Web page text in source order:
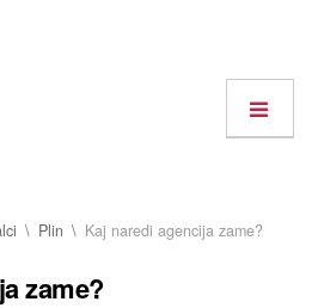
Plin Kaj naredi agencija zame?
zame?